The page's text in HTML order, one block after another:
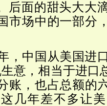
后面的甜头大大
市场中的一部分
，中国从美国进
意，相当于进口
账，也占总额的
几年差不多让